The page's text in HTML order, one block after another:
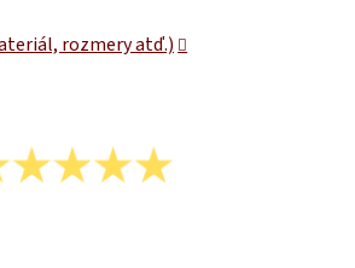
rozmery atď.)